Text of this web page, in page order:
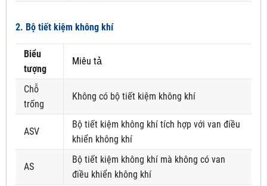
2. Bộ tiết kiệm không khí
Biểu
tượng
Miêu tả
Chỗ
trống
Không có bộ tiết kiệm không khí
ASV
Bộ tiết kiệm không khí tích hợp với van điều
khiển không khí
AS
Bộ tiết kiệm không khí mà không có van
điều khiển không khí